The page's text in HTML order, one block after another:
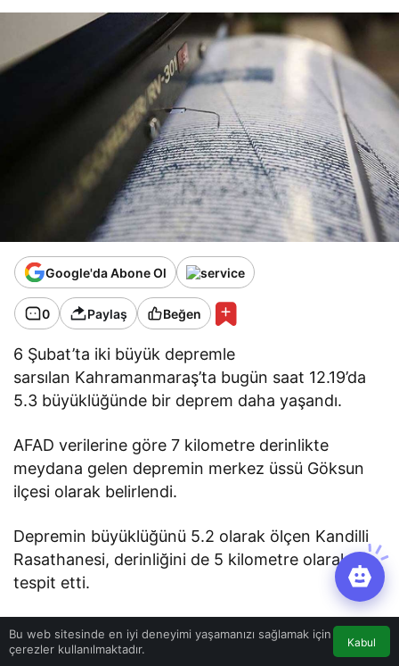
Google'da Abone Ol
0 Paylaş Beğen
6 Şubat’ta iki büyük depremle
sarsılan Kahramanmaraş’ta bugün saat 12.19’da
5.3 büyüklüğünde bir deprem daha yaşandı.
AFAD verilerine göre 7 kilometre derinlikte
meydana gelen depremin merkez üssü Göksun
ilçesi olarak belirlendi.
Depremin büyüklüğünü 5.2 olarak ölçen Kandilli
Rasathanesi, derinliğini de 5 kilometre olarak
tespit etti.
Çevre illerden de hissedilen deprem bölgede
korku ve paniğe neden oldu.
Bu web sitesinde en iyi deneyimi yaşamanızı sağlamak için
çerezler kullanılmaktadır.
Kabul